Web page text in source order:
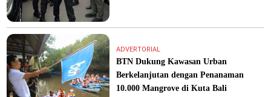
ADVERTORIAL
BTN Dukung Kawasan Urban
Berkelanjutan dengan Penanaman
10.000 Mangrove di Kuta Bali